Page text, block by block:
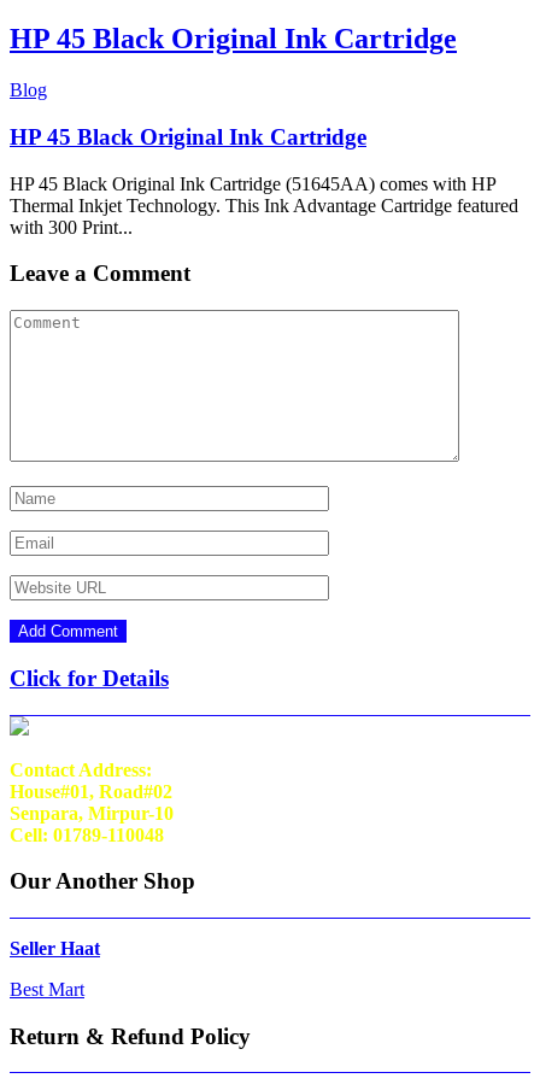
HP 45 Black Original Ink Cartridge
Blog
HP 45 Black Original Ink Cartridge
HP 45 Black Original Ink Cartridge (51645AA) comes with HP
Thermal Inkjet Technology. This Ink Advantage Cartridge featured
with 300 Print...
Leave a Comment
Click for Details
Contact Address:
House#01, Road#02
Senpara, Mirpur-10
Cell: 01789-110048
Our Another Shop
Seller Haat
Best Mart
Return & Refund Policy